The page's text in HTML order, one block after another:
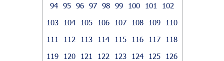
94 95 96 97 98 99 100 101
102
103
104 105 106 107 108 109
110
111
112 113 114 115 116 117
118
119
120 121 122 123 124 125
126